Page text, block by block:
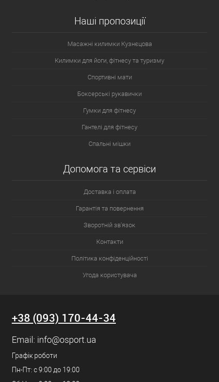
Наші пропозиції
Масажні килимки Кузнєцова
Килимки для йоги, фітнесу та туризму
Спортивні мати
Боксерські рукавички
Гумки для фітнесу
Гантелі для фітнесу
Спальні мішки
Допомога та сервіси
Доставка і оплата
Гарантія та повернення
Зворотній зв'язок
Контакти
Політика конфіденційності
Угода користувача
+38 (093) 170-44-34
Email: info@osport.ua
Графік роботи
Пн-Пт: с 9:00 до 19:00